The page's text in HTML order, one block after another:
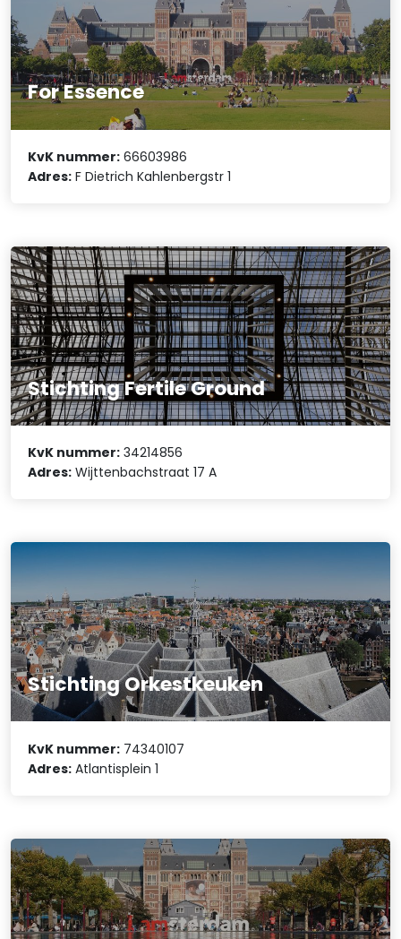
For Essence
KvK nummer: 66603986
Adres: F Dietrich Kahlenbergstr 1
Stichting Fertile Ground
KvK nummer: 34214856
Adres: Wijttenbachstraat 17 A
Stichting Orkestkeuken
KvK nummer: 74340107
Adres: Atlantisplein 1